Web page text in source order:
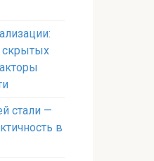
скрытых
стали —
в